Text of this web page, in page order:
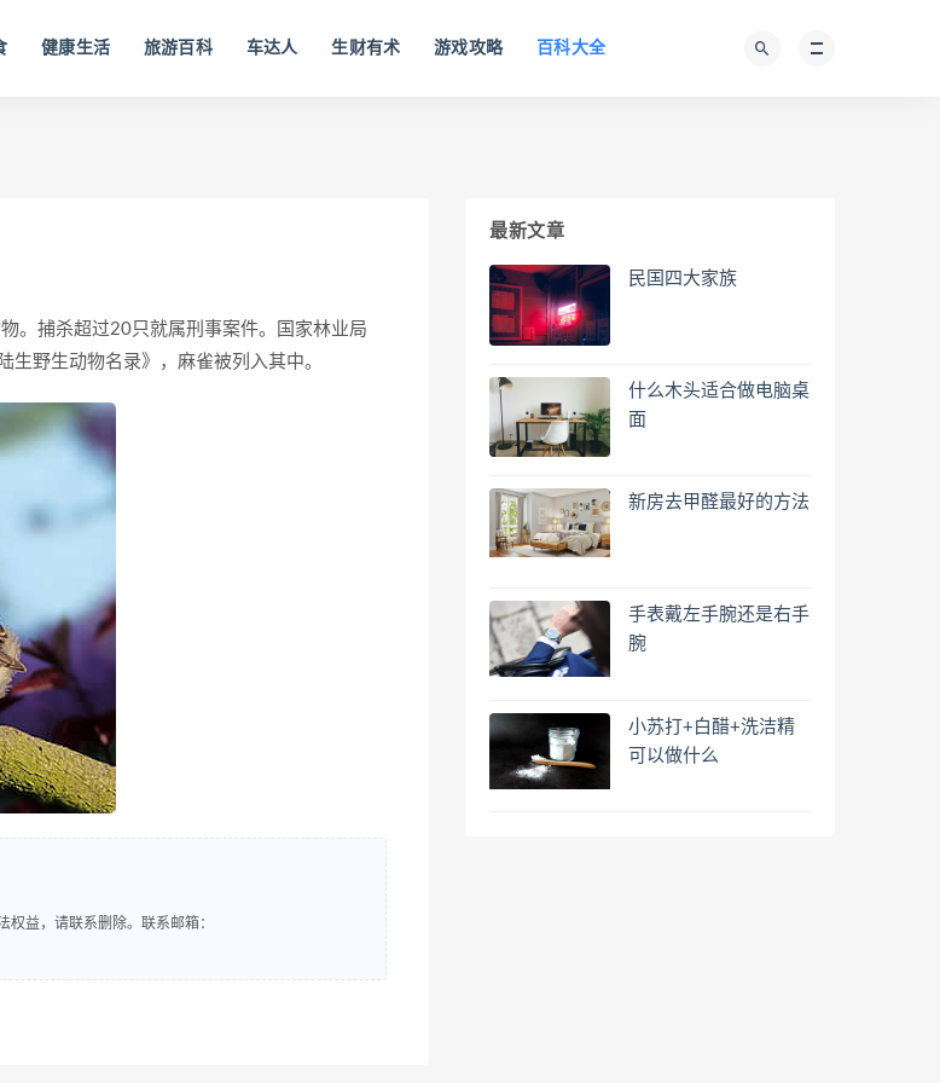
健康生活 旅游百科 车达人 生财有术 游戏攻略 百科大全
。捕杀超过20只就属刑事案件。国家林业局
野生动物名录》，麻雀被列入其中。
益，请联系删除。联系邮箱：
最新文章
民国四大家族
什么木头适合做电脑桌
面
新房去甲醛最好的方法
手表戴左手腕还是右手
腕
小苏打+白醋+洗洁精
可以做什么